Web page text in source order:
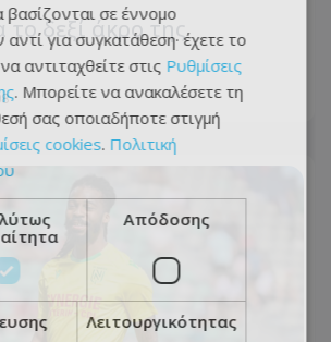
το δεξί άκρο της
βασίζονται σε έννομο
για συγκατάθεση· έχετε το
αντιταχθείτε στις Ρυθμίσεις
. Μπορείτε να ανακαλέσετε τη
σας οποιαδήποτε στιγμή
cookies. Πολιτική
Απόδοσης
Λειτουργικότητας